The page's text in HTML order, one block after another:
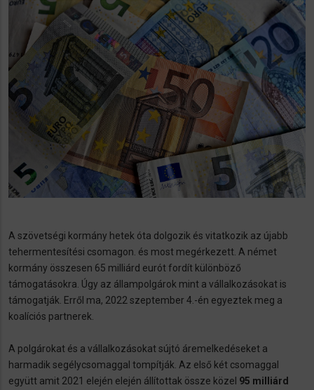
​A szövetségi kormány hetek óta dolgozik és vitatkozik az újabb
tehermentesítési csomagon. és most megérkezett. A német
kormány összesen 65 milliárd eurót fordít különböző
támogatásokra. Úgy az állampolgárok mint a vállalkozásokat is
támogatják. Erről ma, 2022 szeptember 4.-én egyeztek meg a
koalíciós partnerek.
A polgárokat és a vállalkozásokat sújtó áremelkedéseket a
harmadik segélycsomaggal tompítják. Az első két csomaggal
együtt amit 2021 elején elején állítottak össze közel 95 milliárd